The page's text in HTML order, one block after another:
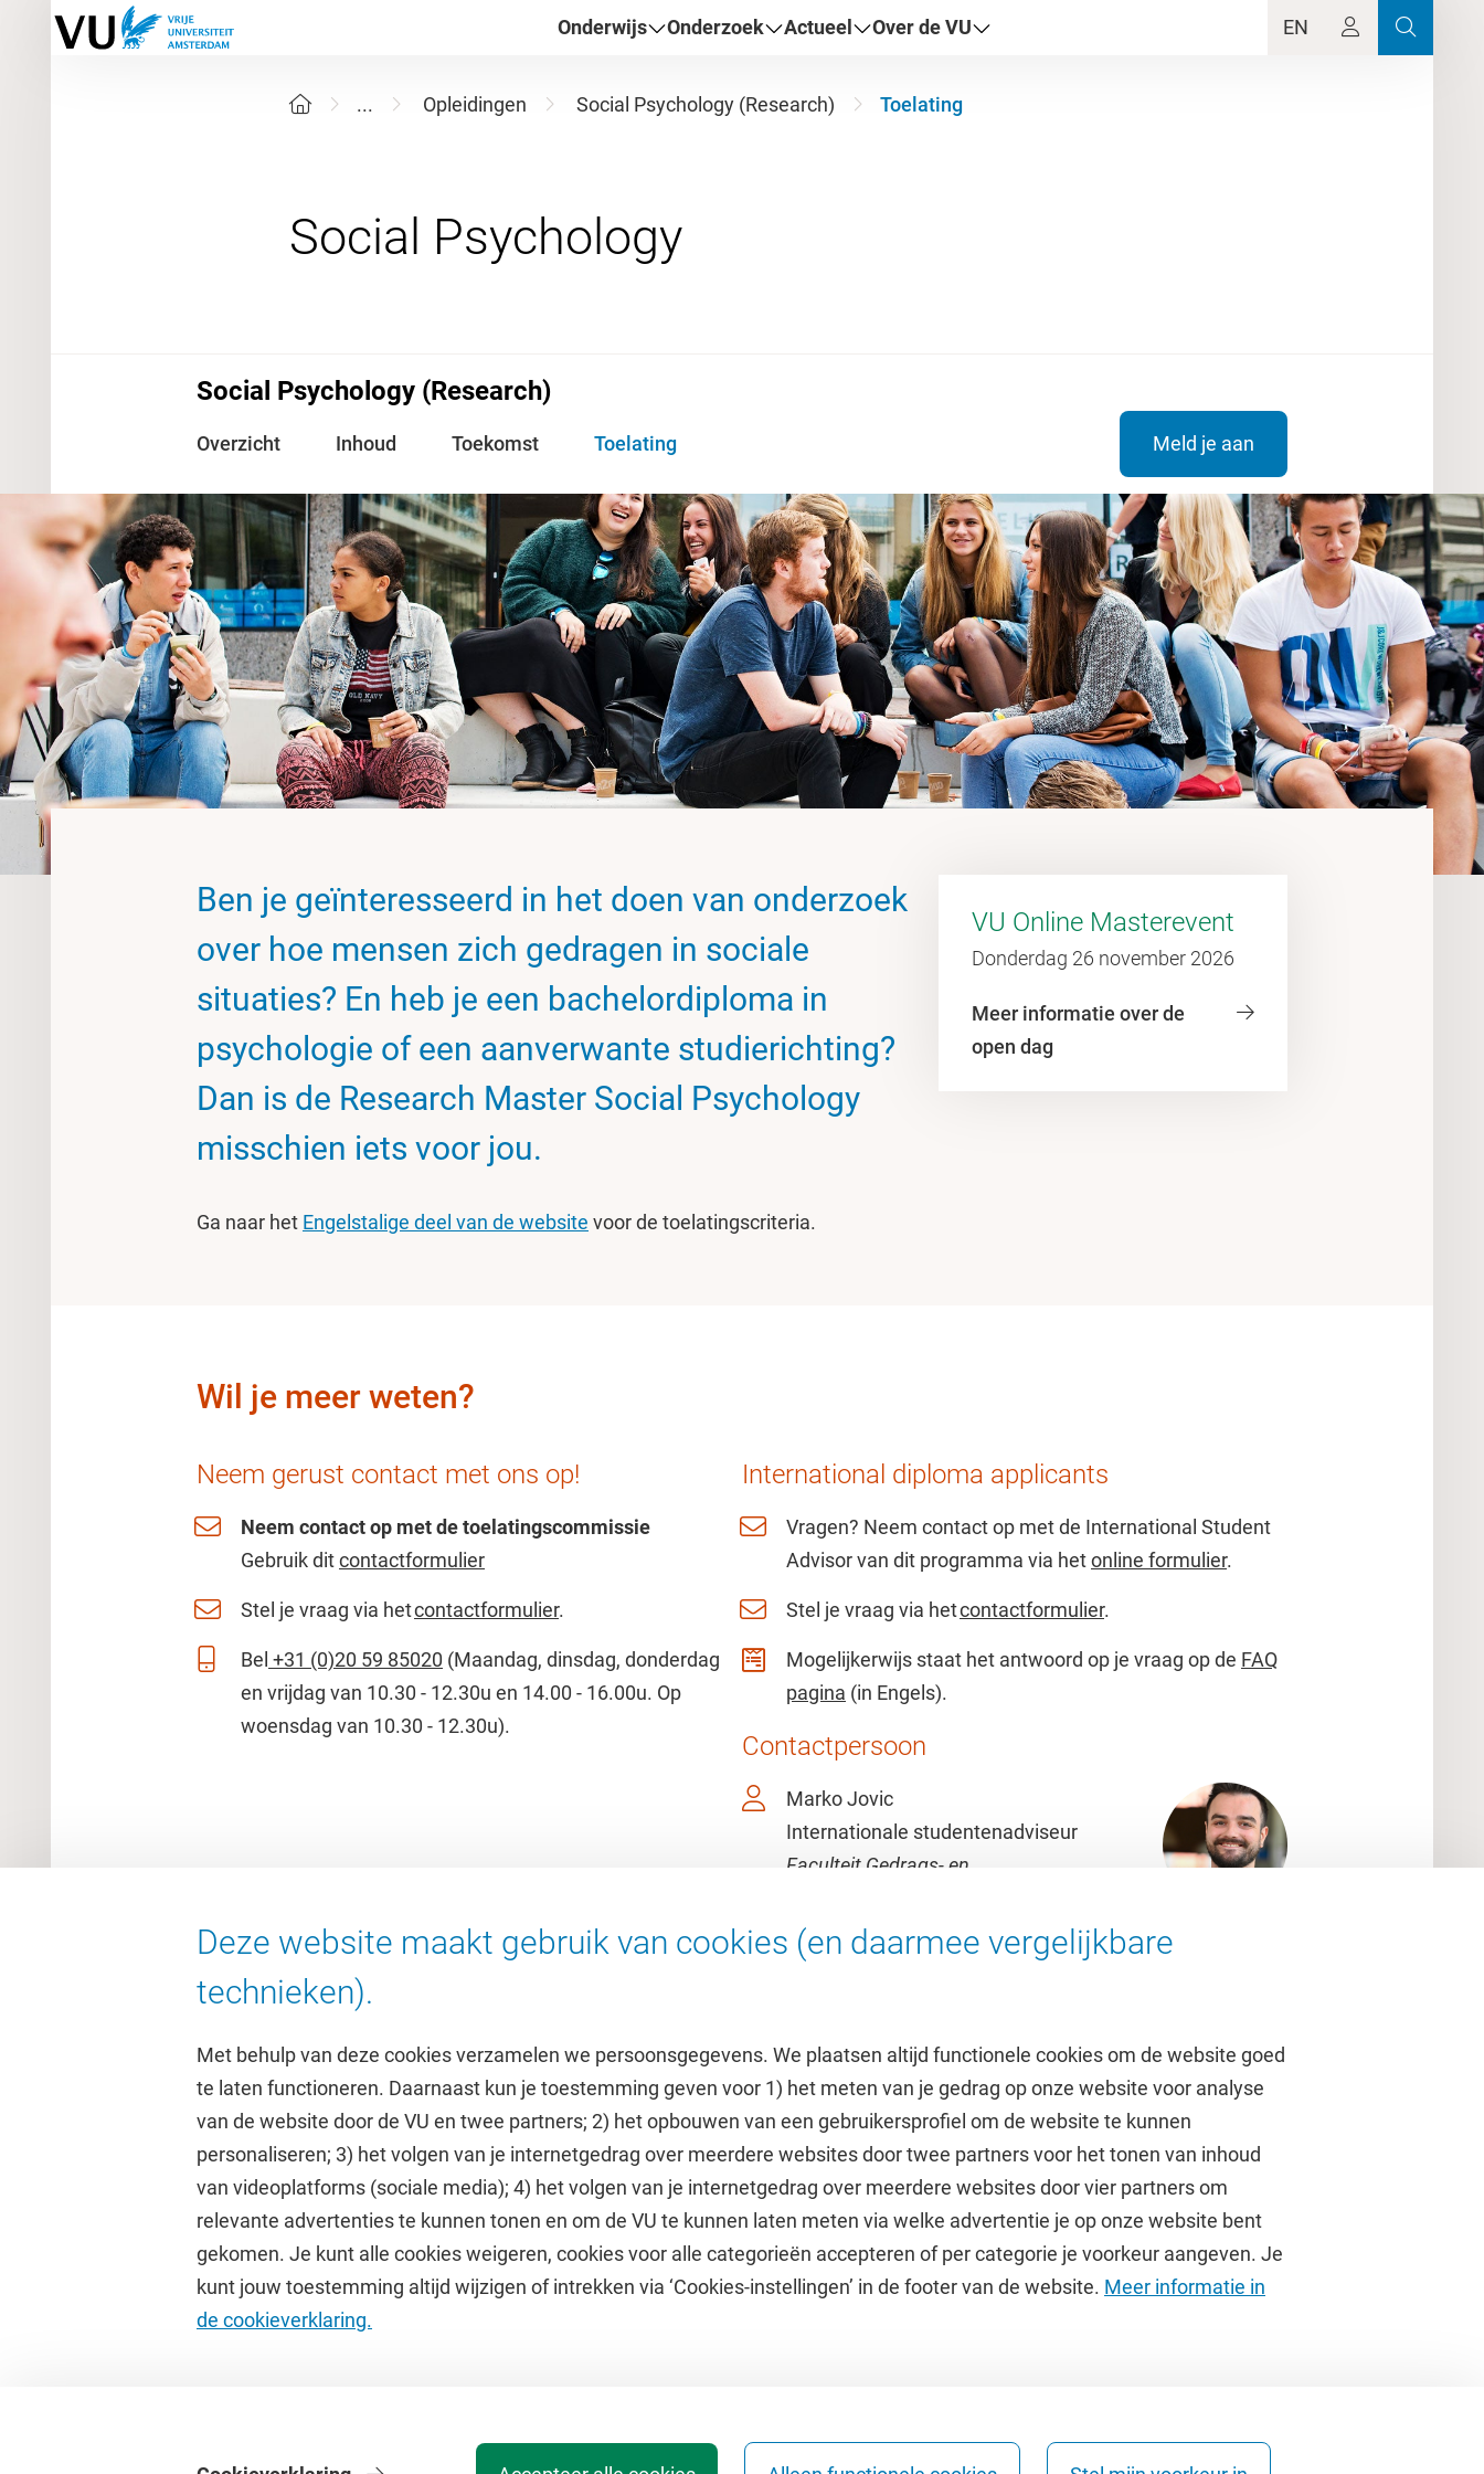
Onderwijs Onderzoek Actueel Over de VU EN
... Opleidingen Social Psychology (Research) Toelating
Social Psychology
Social Psychology (Research)
Overzicht Inhoud Toekomst Toelating Meld je aan
Ben je geïnteresseerd in het doen van onderzoek
over hoe mensen zich gedragen in sociale
situaties? En heb je een bachelordiploma in
psychologie of een aanverwante studierichting?
Dan is de Research Master Social Psychology
misschien iets voor jou.
Ga naar het Engelstalige deel van de website voor de toelatingscriteria.
VU Online Masterevent
Donderdag 26 november 2026
Meer informatie over de
open dag
Wil je meer weten?
Neem gerust contact met ons op!
Neem contact op met de toelatingscommissie
Gebruik ditcontactformulier
Stel je vraag via hetcontactformulier.
Bel +31 (0)20 59 85020 (Maandag, dinsdag, donderdag
en vrijdag van 10.30 - 12.30u en 14.00 - 16.00u. Op
woensdag van 10.30 - 12.30u).
International diploma applicants
Vragen? Neem contact op met de International Student
Advisor van dit programma via hetonline formulier.
Stel je vraag via hetcontactformulier.
Mogelijkerwijs staat het antwoord op je vraag op de FAQ
pagina (in Engels).
Contactpersoon
Marko Jovic
Internationale studentenadviseur
Faculteit Gedrags- en
masters.fbms@vu.nl
Deze website maakt gebruik van cookies (en daarmee vergelijkbare
technieken).
Met behulp van deze cookies verzamelen we persoonsgegevens. We plaatsen altijd functionele cookies om de website goed
te laten functioneren. Daarnaast kun je toestemming geven voor 1) het meten van je gedrag op onze website voor analyse
van de website door de VU en twee partners; 2) het opbouwen van een gebruikersprofiel om de website te kunnen
personaliseren; 3) het volgen van je internetgedrag over meerdere websites door twee partners voor het tonen van inhoud
van videoplatforms (sociale media); 4) het volgen van je internetgedrag over meerdere websites door vier partners om
relevante advertenties te kunnen tonen en om de VU te kunnen laten meten via welke advertentie je op onze website bent
gekomen. Je kunt alle cookies weigeren, cookies voor alle categorieën accepteren of per categorie je voorkeur aangeven. Je
kunt jouw toestemming altijd wijzigen of intrekken via ‘Cookies-instellingen’ in de footer van de website. Meer informatie in
de cookieverklaring.
Direct naar
Cultuur op de campus
Universiteitsbibliotheek
Studie
Academische jaarkalender
Studiegids
Uitgelicht
Doneer aan het VUfonds
VU Magazine
Over de VU
Contact en route
Werken bij de VU